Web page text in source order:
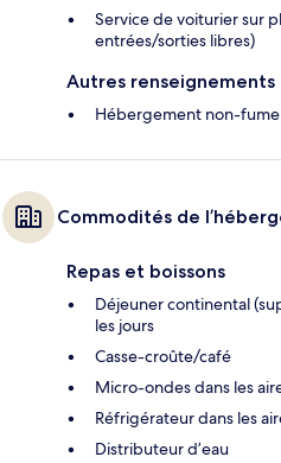
Service de voiturier sur
entrées/sorties libres)
Autres renseignements
Hébergement non-
Commodités de
Repas et boissons
Déjeuner continental
les jours
Casse-croûte/café
Micro-ondes dans les
Réfrigérateur dans les
Distributeur d’eau